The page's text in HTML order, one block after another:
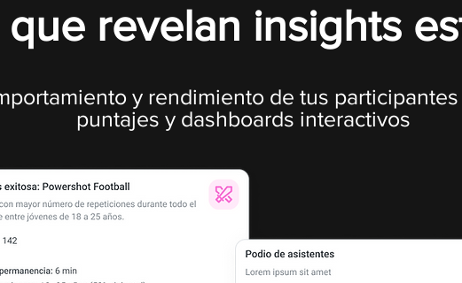
que revelan insights
y rendimiento de tus
puntajes y dashboards interactivos